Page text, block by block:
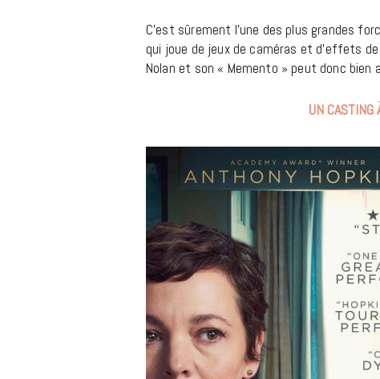
C’est sûrement l’une des plus grandes
qui joue de jeux de caméras et d’effets
Nolan et son « Memento » peut donc bien
UN CASTING